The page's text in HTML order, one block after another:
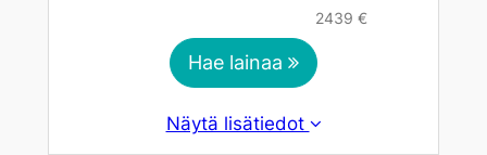
2439 €
Hae lainaa
Näytä lisätiedot